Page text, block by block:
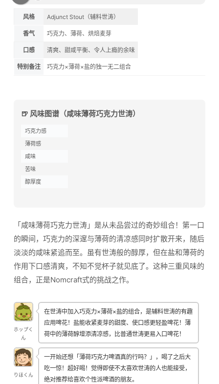
风格 Adjunct Stout（辅料世涛）
香气 巧克力、薄荷、烘焙麦芽
口感 清爽、甜咸平衡、令人上瘾的余味
特别备注 巧克力×薄荷×盐的独一无二组合
🍺 风味图谱（咸味薄荷巧克力世涛）
巧克力感
薄荷感
咸味
苦味
醇厚度
「咸味薄荷巧克力世涛」是从未品尝过的奇妙组合！第一口
的瞬间，巧克力的深邃与薄荷的清凉感同时扩散开来，随后
淡淡的咸味紧追而至。虽有世涛般的醇厚，但在盐和薄荷的
作用下口感清爽，不知不觉杯子就见底了。这种三重风味的
组合，正是Nomcraft式的挑战之作。
ホップく
ん
在世涛中加入巧克力×薄荷×盐的组合，是辅料世涛的有趣
应用啤花！盐能收紧麦芽的甜度、使口感更轻盈啤花！薄
荷中的薄荷醇增添清凉感，比普通世涛更易入口啤花！
りほくん
一开始还想「薄荷巧克力啤酒真的行吗？」，喝了之后大
吃一惊！超好喝！觉得即使不太喜欢世涛的人也能接受，
绝对推荐给喜欢个性派啤酒的朋友。